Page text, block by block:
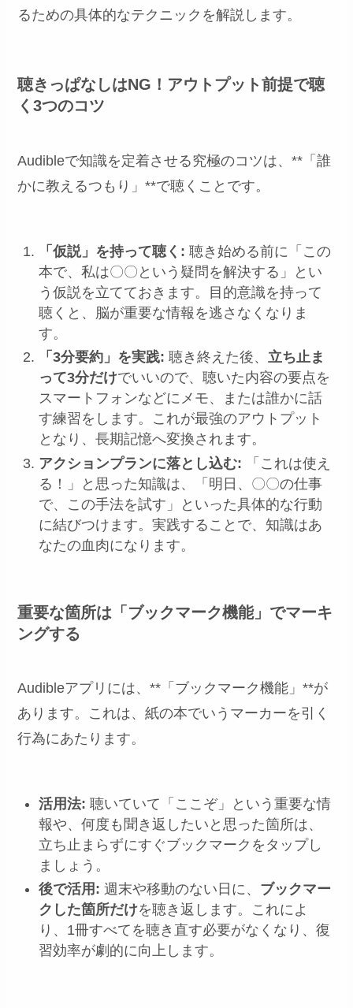
るための具体的なテクニックを解説します。
聴きっぱなしはNG！アウトプット前提で聴
く3つのコツ
Audibleで知識を定着させる究極のコツは、**「誰
かに教えるつもり」**で聴くことです。
「仮説」を持って聴く: 聴き始める前に「この
本で、私は〇〇という疑問を解決する」とい
う仮説を立てておきます。目的意識を持って
聴くと、脳が重要な情報を逃さなくなりま
す。
「3分要約」を実践: 聴き終えた後、立ち止ま
って3分だけでいいので、聴いた内容の要点を
スマートフォンなどにメモ、または誰かに話
す練習をします。これが最強のアウトプット
となり、長期記憶へ変換されます。
アクションプランに落とし込む: 「これは使え
る！」と思った知識は、「明日、〇〇の仕事
で、この手法を試す」といった具体的な行動
に結びつけます。実践することで、知識はあ
なたの血肉になります。
重要な箇所は「ブックマーク機能」でマーキ
ングする
Audibleアプリには、**「ブックマーク機能」**が
あります。これは、紙の本でいうマーカーを引く
行為にあたります。
活用法: 聴いていて「ここぞ」という重要な情
報や、何度も聞き返したいと思った箇所は、
立ち止まらずにすぐブックマークをタップし
ましょう。
後で活用: 週末や移動のない日に、 ブックマー
クした箇所だけを聴き返します。これによ
り、1冊すべてを聴き直す必要がなくなり、復
習効率が劇的に向上します。